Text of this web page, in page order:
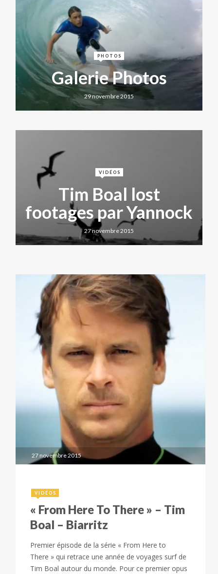
PHOTOS
Galerie Photos
29 novembre 2015
VIDÉOS
Tim Boal lost
footages par Yannock
27 novembre 2015
27 novembre 2015
VIDÉOS
« From Here To There » – Tim
Boal – Biarritz
Premier épisode de la série « From Here to
There » qui retrace une année de voyages surf de
Tim Boal autour du monde. Pour ce premier opus